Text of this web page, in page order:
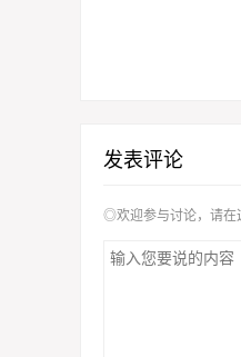
发表评论
◎欢迎参与讨论，请在